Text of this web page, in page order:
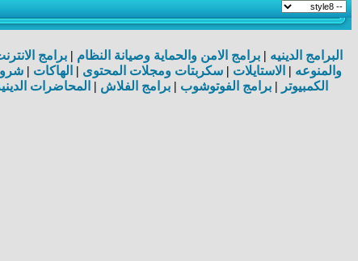
البرامج الدينيه | برامج الامن والحماية وصيانة النظام | برامج
والمنوعه | الاستايلات | سكربتات ومجلات المحتوى | الهاكات |
الكمبيوتر |برامج الفوتوشوب |برامج الفلاش | المحاضرات